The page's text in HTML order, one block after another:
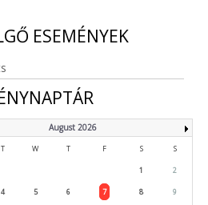
ESEMÉNYEK
August 2026
T W T F S S
1 2
4 5 6 7 8 9